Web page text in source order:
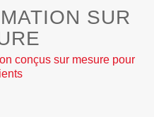
SUR
conçus sur mesure pour